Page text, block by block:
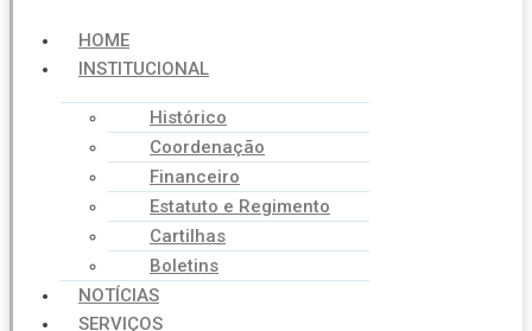
HOME
INSTITUCIONAL
Histórico
Coordenação
Financeiro
Estatuto e Regimento
Cartilhas
Boletins
NOTÍCIAS
SERVIÇOS